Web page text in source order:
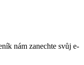
nám zanechte svůj e-